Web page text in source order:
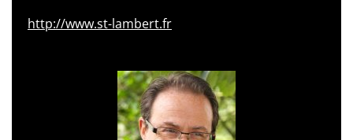
http://www.st-lambert.fr